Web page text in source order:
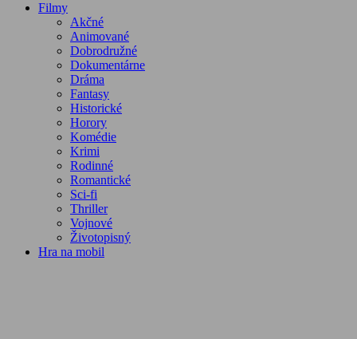
Filmy
Akčné
Animované
Dobrodružné
Dokumentárne
Dráma
Fantasy
Historické
Horory
Komédie
Krimi
Rodinné
Romantické
Sci-fi
Thriller
Vojnové
Životopisný
Hra na mobil